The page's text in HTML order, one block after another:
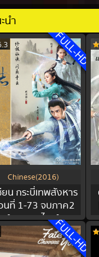
นำ
FULL-HD
Chinese(2016)
ยน กระบี่เทพสังหาร
ที่ 1-73 จบภาค2
[บรรยายไทย]FULL-HD